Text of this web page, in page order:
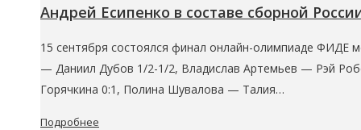
Андрей Есипенко в составе сборной
15 сентября состоялся финал онлайн-олимпиаде
— Даниил Дубов 1/2-1/2, Владислав Артемьев — Рэй
Горячкина 0:1, Полина Шувалова — Талия…
Подробнее